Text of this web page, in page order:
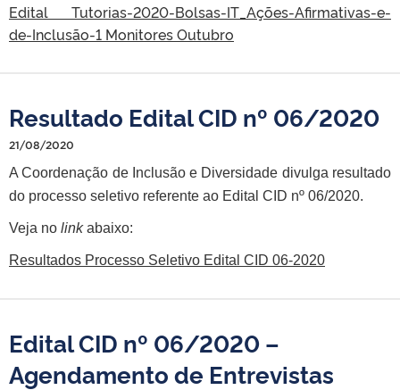
Edital Tutorias-2020-Bolsas-IT_Ações-Afirmativas-e-
de-Inclusão-1 Monitores Outubro
Resultado Edital CID nº 06/2020
21/08/2020
A Coordenação de Inclusão e Diversidade divulga resultado
do processo seletivo referente ao Edital CID nº 06/2020.
Veja no linkabaixo:
Resultados Processo Seletivo Edital CID 06-2020
Edital CID nº 06/2020 –
Agendamento de Entrevistas